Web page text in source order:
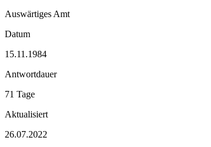
Auswärtiges Amt
Datum
15.11.1984
Antwortdauer
71 Tage
Aktualisiert
26.07.2022